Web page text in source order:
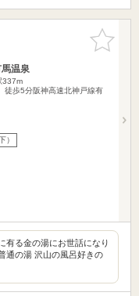
お気に入
りに追加
温泉
337m
歩5分阪神高速北神戸線有
）
有る金の湯にお世話になり
通の湯 沢山の風呂好きの